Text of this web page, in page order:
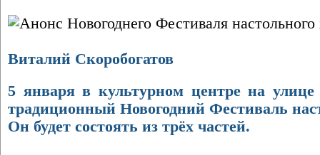
Виталий Скоробогатов
5 января в культурном центре на
традиционный Новогодний Фестиваль
Он будет состоять из трёх частей.